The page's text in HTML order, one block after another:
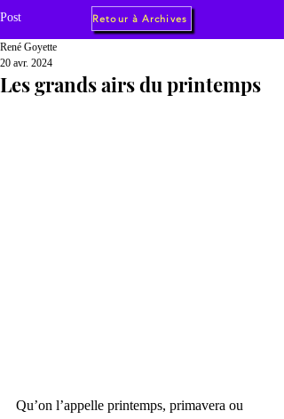
Post
Les grands airs du printemps
René Goyette
20 avr. 2024
Qu’on l’appelle printemps, primavera ou
Retour à Archives